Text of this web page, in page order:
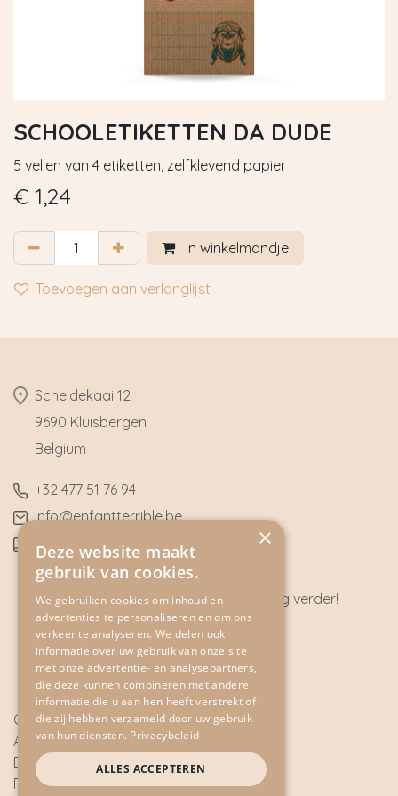
SCHOOLETIKETTEN DA DUDE
5 vellen van 4 etiketten, zelfklevend papier
€ 1,24
In winkelmandje
Toevoegen aan verlanglijst
​Scheldekaai 12
9690 Kluisbergen
​Belgium
​+32 477 51 76 94
​info@enfantterrible.be
BE0636790746
Heeft u vragen? Wij helpen u graag verder!
CONTACT
Cookie Policy
Algemene voorwaarden
Disclaimer
Privacy Policy
×
Deze website maakt
gebruik van cookies.
We gebruiken cookies om inhoud en
advertenties te personaliseren en om ons
verkeer te analyseren. We delen ook
informatie over uw gebruik van onze site
met onze advertentie- en analysepartners,
die deze kunnen combineren met andere
informatie die u aan hen heeft verstrekt of
die zij hebben verzameld door uw gebruik
van hun diensten. Privacybeleid
ALLES ACCEPTEREN